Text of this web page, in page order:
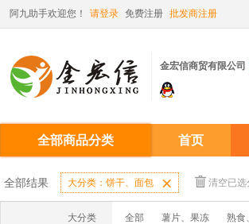
阿九助手欢迎您！ 请登录 免费注册 批发商注册
金宏信商贸有限公司
全部商品分类 首页
全部结果 大分类：饼干、面包  清空已选
大分类 全部 薯片、果冻 熟食